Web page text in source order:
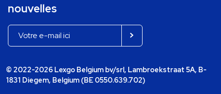
nouvelles
© 2022-2026 Lexgo Belgium bv/srl, Lambroekstraat 5A, B-
1831 Diegem, Belgium (BE 0550.639.702)